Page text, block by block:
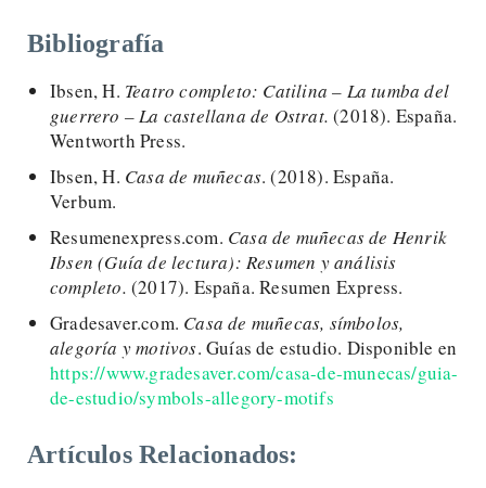
Bibliografía
Ibsen, H. Teatro completo: Catilina – La tumba del
guerrero – La castellana de Ostrat. (2018). España.
Wentworth Press.
Ibsen, H. Casa de muñecas. (2018). España.
Verbum.
Resumenexpress.com. Casa de muñecas de Henrik
Ibsen (Guía de lectura): Resumen y análisis
completo. (2017). España. Resumen Express.
Gradesaver.com. Casa de muñecas, símbolos,
alegoría y motivos. Guías de estudio. Disponible en
https://www.gradesaver.com/casa-de-munecas/guia-
de-estudio/symbols-allegory-motifs
Artículos Relacionados: